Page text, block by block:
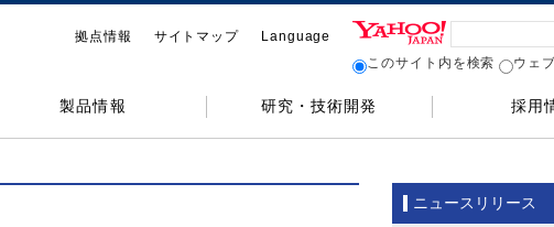
拠点情報 サイトマップ
Language
このサイト内を検索
ウェ
製品情報 研究・技術開発 採用
ニュースリリース